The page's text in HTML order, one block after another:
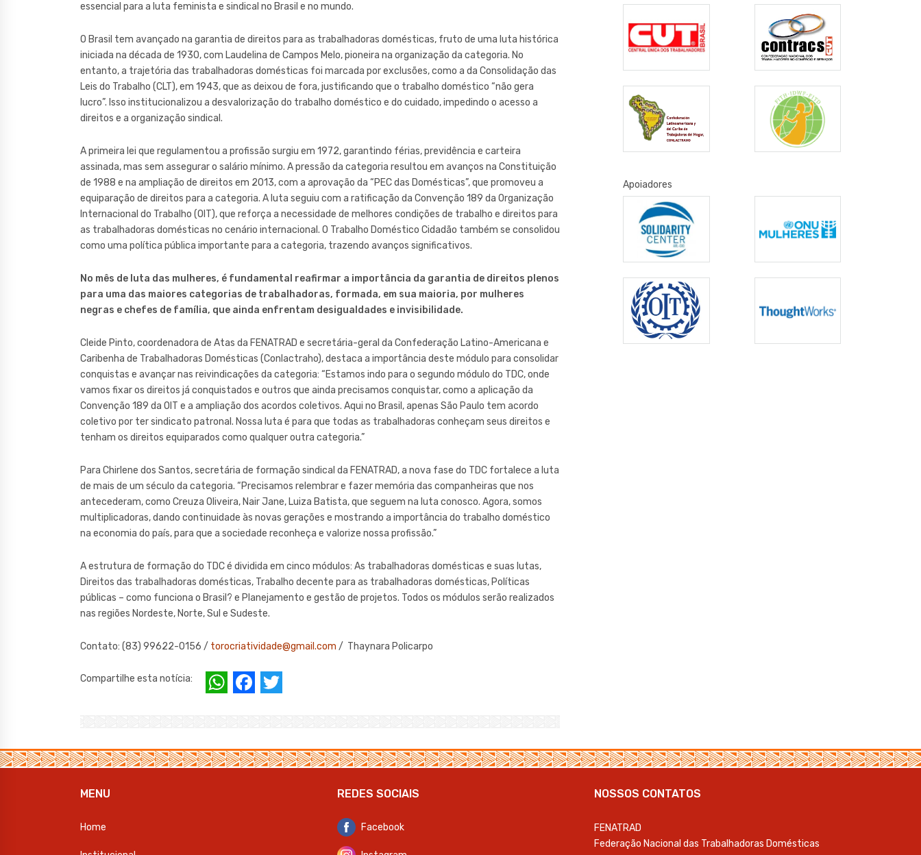
essencial para a luta feminista e sindical no Brasil e no mundo.
O Brasil tem avançado na garantia de direitos para as trabalhadoras domésticas, fruto de uma luta histórica
iniciada na década de 1930, com Laudelina de Campos Melo, pioneira na organização da categoria. No
entanto, a trajetória das trabalhadoras domésticas foi marcada por exclusões, como a da Consolidação das
Leis do Trabalho (CLT), em 1943, que as deixou de fora, justificando que o trabalho doméstico “não gera
lucro”. Isso institucionalizou a desvalorização do trabalho doméstico e do cuidado, impedindo o acesso a
direitos e a organização sindical.
A primeira lei que regulamentou a profissão surgiu em 1972, garantindo férias, previdência e carteira
assinada, mas sem assegurar o salário mínimo. A pressão da categoria resultou em avanços na Constituição
de 1988 e na ampliação de direitos em 2013, com a aprovação da “PEC das Domésticas”, que promoveu a
equiparação de direitos para a categoria. A luta seguiu com a ratificação da Convenção 189 da Organização
Internacional do Trabalho (OIT), que reforça a necessidade de melhores condições de trabalho e direitos para
as trabalhadoras domésticas no cenário internacional. O Trabalho Doméstico Cidadão também se consolidou
como uma política pública importante para a categoria, trazendo avanços significativos.
No mês de luta das mulheres, é fundamental reafirmar a importância da garantia de direitos plenos
para uma das maiores categorias de trabalhadoras, formada, em sua maioria, por mulheres
negras e chefes de família, que ainda enfrentam desigualdades e invisibilidade.
Cleide Pinto, coordenadora de Atas da FENATRAD e secretária-geral da Confederação Latino-Americana e
Caribenha de Trabalhadoras Domésticas (Conlactraho), destaca a importância deste módulo para consolidar
conquistas e avançar nas reivindicações da categoria: “Estamos indo para o segundo módulo do TDC, onde
vamos fixar os direitos já conquistados e outros que ainda precisamos conquistar, como a aplicação da
Convenção 189 da OIT e a ampliação dos acordos coletivos. Aqui no Brasil, apenas São Paulo tem acordo
coletivo por ter sindicato patronal. Nossa luta é para que todas as trabalhadoras conheçam seus direitos e
tenham os direitos equiparados como qualquer outra categoria.”
Para Chirlene dos Santos, secretária de formação sindical da FENATRAD, a nova fase do TDC fortalece a luta
de mais de um século da categoria. “Precisamos relembrar e fazer memória das companheiras que nos
antecederam, como Creuza Oliveira, Nair Jane, Luiza Batista, que seguem na luta conosco. Agora, somos
multiplicadoras, dando continuidade às novas gerações e mostrando a importância do trabalho doméstico
na economia do país, para que a sociedade reconheça e valorize nossa profissão.”
A estrutura de formação do TDC é dividida em cinco módulos: As trabalhadoras domésticas e suas lutas,
Direitos das trabalhadoras domésticas, Trabalho decente para as trabalhadoras domésticas, Políticas
públicas – como funciona o Brasil? e Planejamento e gestão de projetos. Todos os módulos serão realizados
nas regiões Nordeste, Norte, Sul e Sudeste.
Contato: (83) 99622-0156 / torocriatividade@gmail.com / Thaynara Policarpo
Compartilhe esta notícia:
W
s
A
F
e
b
te
r
Apoiadores
MENU
Home
REDES SOCIAIS
Facebook
NOSSOS CONTATOS
FENATRAD
Federação Nacional das Trabalhadoras Domésticas